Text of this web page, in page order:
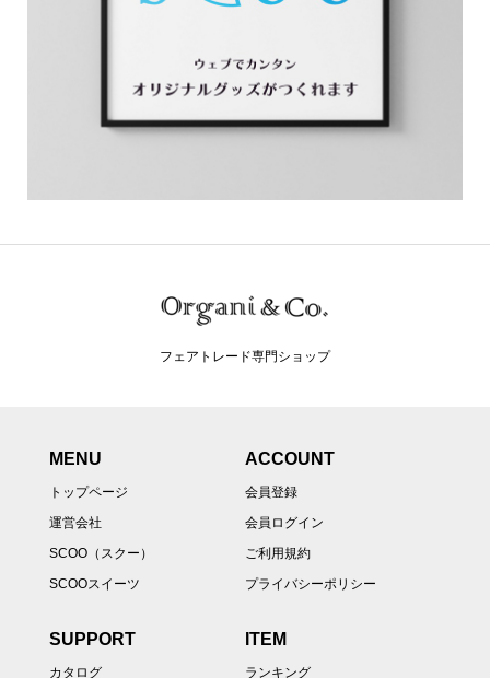
フェアトレード専門ショップ
MENU
トップページ
運営会社
SCOO（スクー）
SCOOスイーツ
ACCOUNT
会員登録
会員ログイン
ご利用規約
プライバシーポリシー
SUPPORT
カタログ
ITEM
ランキング